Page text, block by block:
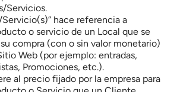
Servicios.
hace referencia a
o servicio de un Local que se
compra (con o sin valor monetario)
Web (por ejemplo: entradas,
Promociones, etc.).
al precio fijado por la empresa para